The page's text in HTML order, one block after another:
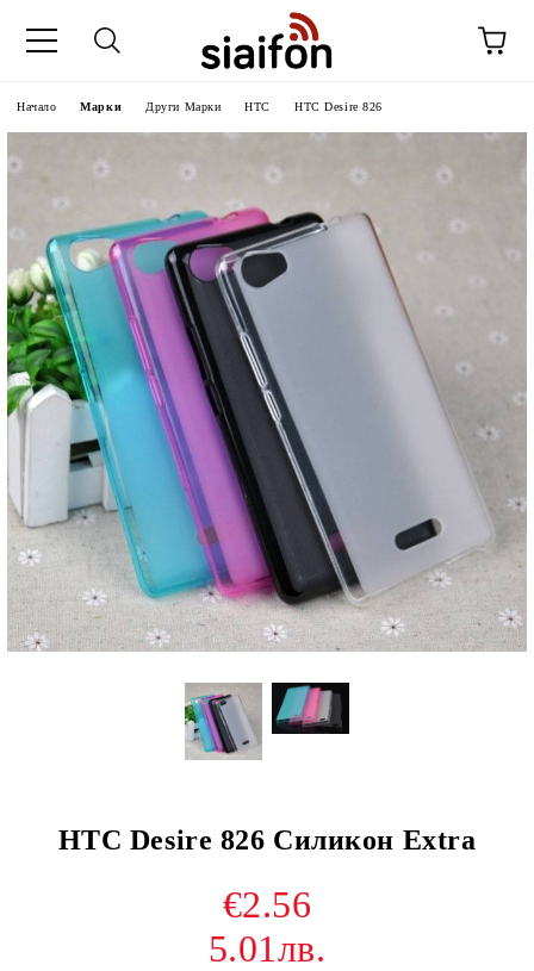
Начало Марки Други Марки HTC HTC Desire 826
HTC Desire 826 Силикон Extra
€2.56
5.01лв.